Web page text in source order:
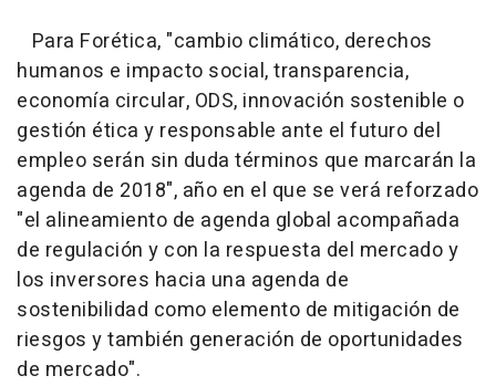
Para Forética, "cambio climático, derechos
humanos e impacto social, transparencia,
economía circular, ODS, innovación sostenible o
gestión ética y responsable ante el futuro del
empleo serán sin duda términos que marcarán la
agenda de 2018", año en el que se verá reforzado
"el alineamiento de agenda global acompañada
de regulación y con la respuesta del mercado y
los inversores hacia una agenda de
sostenibilidad como elemento de mitigación de
riesgos y también generación de oportunidades
de mercado".